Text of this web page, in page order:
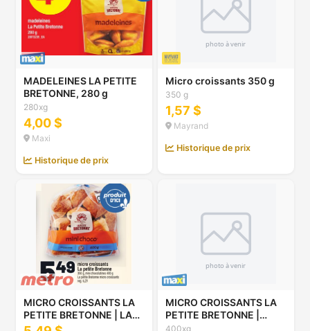
MADELEINES LA PETITE
BRETONNE, 280 g
280xg
4,00 $
Maxi
Historique de prix
Micro croissants 350 g
350 g
1,57 $
Mayrand
Historique de prix
MICRO CROISSANTS LA
PETITE BRETONNE | LA
PETITE BRETONNE
MICRO CROISSANTS LA
PETITE BRETONNE |
MICRO CROISSANTS,
400xg